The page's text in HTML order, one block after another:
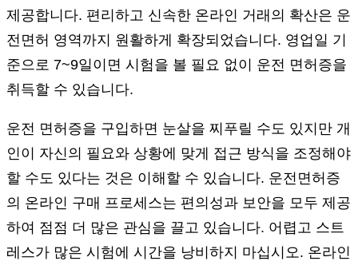
제공합니다. 편리하고 신속한 온라인 거래의 확산은 운
전면허 영역까지 원활하게 확장되었습니다. 영업일 기
준으로 7~9일이면 시험을 볼 필요 없이 운전 면허증을
취득할 수 있습니다.
운전 면허증을 구입하면 눈살을 찌푸릴 수도 있지만 개
인이 자신의 필요와 상황에 맞게 접근 방식을 조정해야
할 수도 있다는 것은 이해할 수 있습니다. 운전면허증
의 온라인 구매 프로세스는 편의성과 보안을 모두 제공
하여 점점 더 많은 관심을 끌고 있습니다. 어렵고 스트
레스가 많은 시험에 시간을 낭비하지 마십시오. 온라인